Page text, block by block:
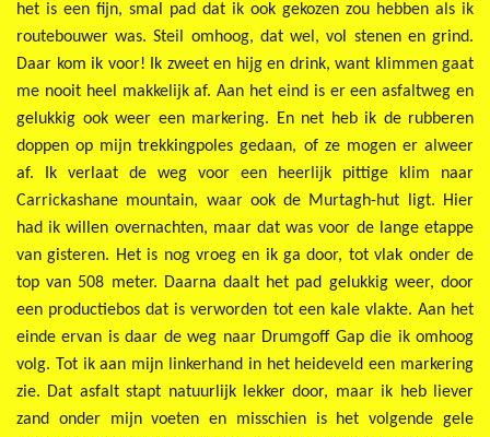
het is een fijn, smal pad dat ik ook gekozen zou hebben als ik
routebouwer was. Steil omhoog, dat wel, vol stenen en grind.
Daar kom ik voor! Ik zweet en hijg en drink, want klimmen gaat
me nooit heel makkelijk af. Aan het eind is er een asfaltweg en
gelukkig ook weer een markering. En net heb ik de rubberen
doppen op mijn trekkingpoles gedaan, of ze mogen er alweer
af. Ik verlaat de weg voor een heerlijk pittige klim naar
Carrickashane mountain, waar ook de Murtagh-hut ligt. Hier
had ik willen overnachten, maar dat was voor de lange etappe
van gisteren. Het is nog vroeg en ik ga door, tot vlak onder de
top van 508 meter. Daarna daalt het pad gelukkig weer, door
een productiebos dat is verworden tot een kale vlakte. Aan het
einde ervan is daar de weg naar Drumgoff Gap die ik omhoog
volg. Tot ik aan mijn linkerhand in het heideveld een markering
zie. Dat asfalt stapt natuurlijk lekker door, maar ik heb liever
zand onder mijn voeten en misschien is het volgende gele